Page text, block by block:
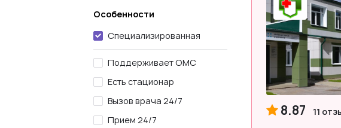
Особенности
Специализированная
Поддерживает ОМС
Есть стационар
Вызов врача 24/7
Прием 24/7
8.87 11